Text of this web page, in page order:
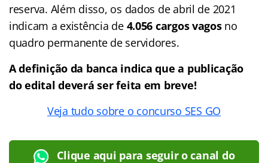
reserva. Além disso, os dados de abril de 2021
indicam a existência de 4.056 cargos vagosno
quadro permanente de servidores.
A definição da banca indica que a publicação
do edital deverá ser feita em breve!
Veja tudo sobre o concurso SES GO
Clique aqui para seguir o canal do